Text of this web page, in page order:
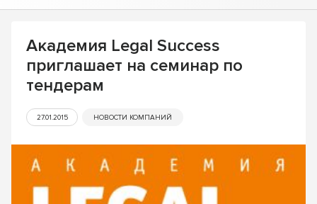
Академия Legal Success
приглашает на семинар по
тендерам
27.01.2015 НОВОСТИ КОМПАНИЙ